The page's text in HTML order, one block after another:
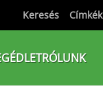
Keresés Címkék
RÓLUNK